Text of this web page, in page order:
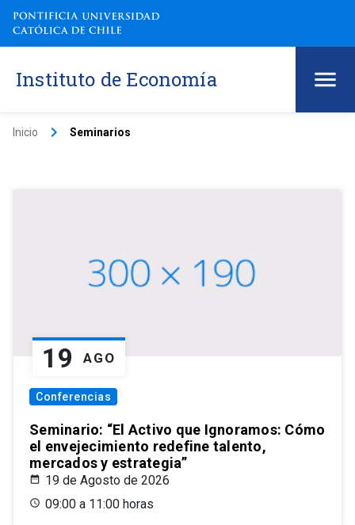
Instituto de Economía
Inicio keyboard_arrow_right Seminarios
19 AGO
Conferencias
Seminario: “El Activo que Ignoramos: Cómo
el envejecimiento redefine talento,
mercados y estrategia”
19 de Agosto de 2026
09:00 a 11:00 horas